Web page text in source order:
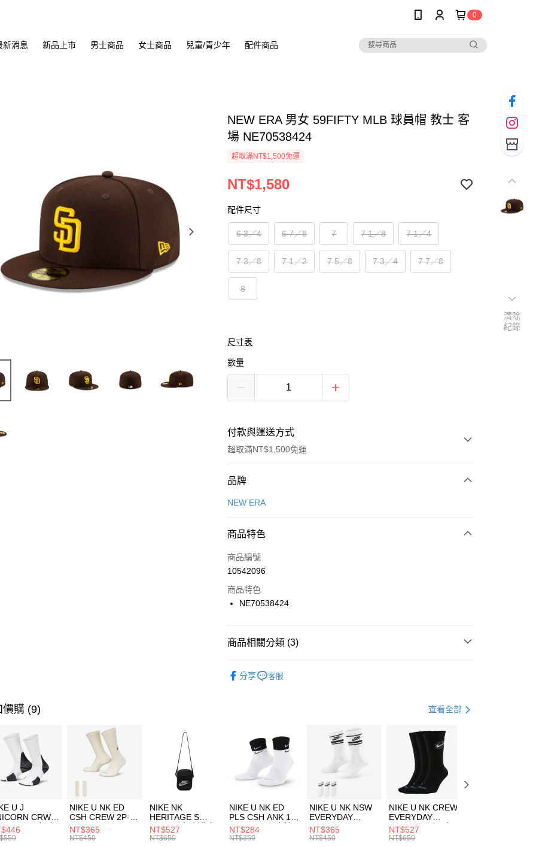
0
新消息 新品上市 男士商品 女士商品 兒童/青少年 配件商品
NEW ERA 男女 59FIFTY MLB 球員帽 教士 客
場 NE70538424
超取滿NT$1,500免運
NT$1,580
配件尺寸
6 3／4 6 7／8 7 7 1／8 7 1／4
7 3／8 7 1／2 7 5／8 7 3／4 7 7／8
8
尺寸表
數量
付款與運送方式
超取滿NT$1,500免運
付款方式
信用卡一次付款
合作金庫商業銀行
華南商業銀行
上海商業儲蓄銀行
國泰世華商業銀行
聯邦商業銀行
台新國際商業銀行
LINE Pay
Apple Pay
【關於「AFTEE先享後付」】
３．安心：先確認商品／服務後，再付款。
【「AFTEE先享後付」結帳流程】
１．於結帳方式選擇「AFTEE先享後付」後，將跳轉至「AFTEE先享後
付」結帳頁面，進行簡訊認證並確認金額後，即可完成結帳。
２．訂單成立數日內，您將收到繳費通知簡訊。
３．收到繳費通知簡訊後14天內，點擊此簡訊中的連結，可透過四大超商
／ATM／網路銀行／等多元方式進行付款，方視為交易完成。
※ 請注意：結帳手續完成當下不需立刻繳費，但若您需要取消訂單，請聯
絡購買商品的店家。未經商家同意取消之訂單仍視為有效，需透過AFTEE
先享後付繳納相關費用。
每筆NT$100，滿NT$1,500(含以上)免運費
每筆NT$100，滿NT$1,500(含以上)免運費
付款後門市自取
每筆NT$100，滿NT$1,500(含以上)免運費
品牌
NEW ERA
商品特色
商品編號
10542096
商品特色
NE70538424
商品相關分類 (3)
分享 客服
價購 (9) 查看全部
U J
CRW
-160 男女 中
FZ3393100
NIKE U NK ED
CSH CREW 2P-
144 EMBRDY 男
女 短統襪
NT$365
NT$450
NIKE NK
HERITAGE S
SMIT 男女 側背包
BA5871010
NT$527
NT$650
NIKE U NK ED
PLS CSH ANK 1P
144 DBL 男 中統
襪 DH4058104
NT$284
NT$350
NIKE U NK NSW
EVERYDAY
ESSENTIAL CR
男女 短統襪
NT$365
NT$450
NIKE U NK CREW
EVERYDAY
BBALL 3PR 男女
長統襪
NT$527
NT$650
清除
紀錄